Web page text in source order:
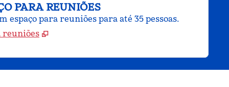
PARA REUNIÕES
espaço para reuniões para até 35 pessoas.
reuniões